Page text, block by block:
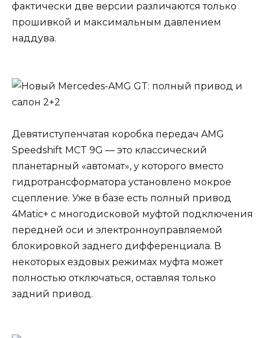
фактически две версии различаются только
прошивкой и максимальным давлением
наддува.
Девятиступенчатая коробка передач AMG
Speedshift MCT 9G — это классический
планетарный «автомат», у которого вместо
гидротрансформатора установлено мокрое
сцепление. Уже в базе есть полный привод
4Matic+ с многодисковой муфтой подключения
передней оси и электронноуправляемой
блокировкой заднего дифференциала. В
некоторых ездовых режимах муфта может
полностью отключаться, оставляя только
задний привод.